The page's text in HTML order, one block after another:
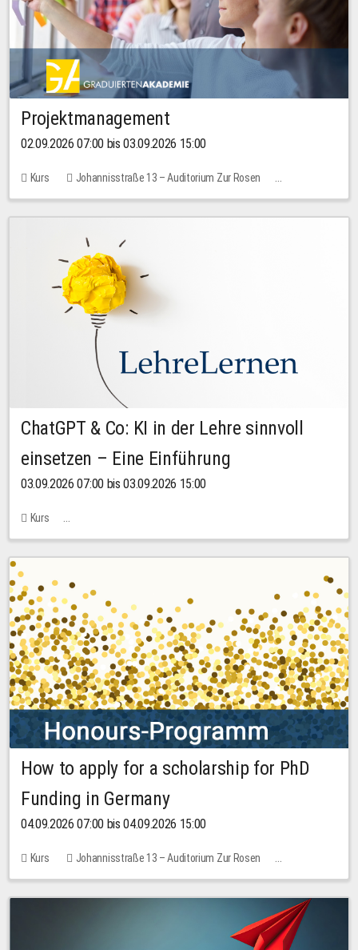
Projektmanagement
02.09.2026 07:00 bis 03.09.2026 15:00
Kurs
Johannisstraße 13 – Auditorium Zur Rosen
Keine freien Plätze
30,00 EUR
ChatGPT & Co: KI in der Lehre sinnvoll
einsetzen – Eine Einführung
03.09.2026 07:00 bis 03.09.2026 15:00
Kurs
Bachstraße 18k - SR 102 (Seminarraum Servicestelle LehreLernen)
How to apply for a scholarship for PhD
Funding in Germany
04.09.2026 07:00 bis 04.09.2026 15:00
Kurs
Johannisstraße 13 – Auditorium Zur Rosen
Keine freien Plätze